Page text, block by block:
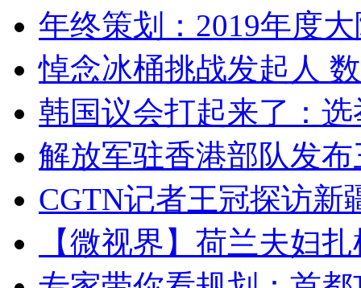
年终策划：2019年度
悼念冰桶挑战发起人
韩国议会打起来了：
解放军驻香港部队发
CGTN记者王冠探访新
【微视界】荷兰夫妇